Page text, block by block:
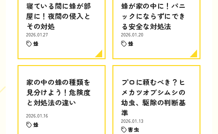
寝ている間に蜂が部
屋に！夜間の侵入と
その対処
2026.01.27
蜂
蜂が家の中に！パニ
ックにならずにでき
る安全な対処法
2026.01.20
蜂
家の中の蜂の種類を
見分けよう！危険度
と対処法の違い
2026.01.16
蜂
プロに頼むべき？ヒ
メカツオブシムシの
幼虫、駆除の判断基
準
2026.01.13
害虫